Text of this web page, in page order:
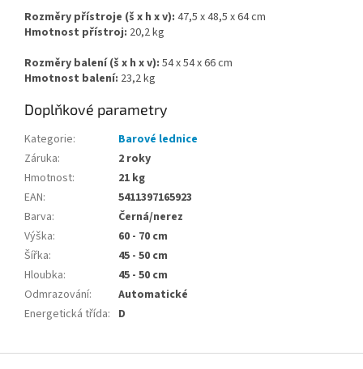
Rozměry přístroje (š x h x v): 47,5 x 48,5 x 64 cm
Hmotnost přístroj: 20,2 kg
Rozměry balení (š x h x v): 54 x 54 x 66 cm
Hmotnost balení: 23,2 kg
Doplňkové parametry
Kategorie:
Barové lednice
Záruka:
2 roky
Hmotnost:
21 kg
EAN:
5411397165923
Barva:
Černá/nerez
Výška:
60 - 70 cm
Šířka:
45 - 50 cm
Hloubka:
45 - 50 cm
Odmrazování:
Automatické
Energetická třída: D